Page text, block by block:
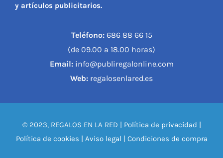
y artículos publicitarios.
Teléfono:686 88 66 15
(de 09.00 a 18.00 horas)
Email:info@publiregalonline.com
Web: regalosenlared.es
© 2023, REGALOS EN LA RED | Política de privacidad |
Política de cookies | Aviso legal | Condiciones de compra